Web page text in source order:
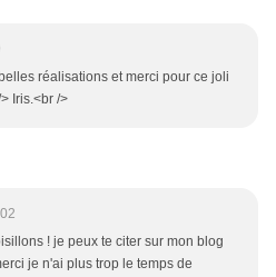
réalisations et merci pour ce joli
Iris.<br />
! je peux te citer sur mon blog
je n'ai plus trop le temps de